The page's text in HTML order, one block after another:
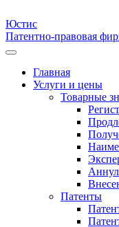
Юстис
Патентно-правовая
Главная
Услуги и цены
Товарные
Патенты